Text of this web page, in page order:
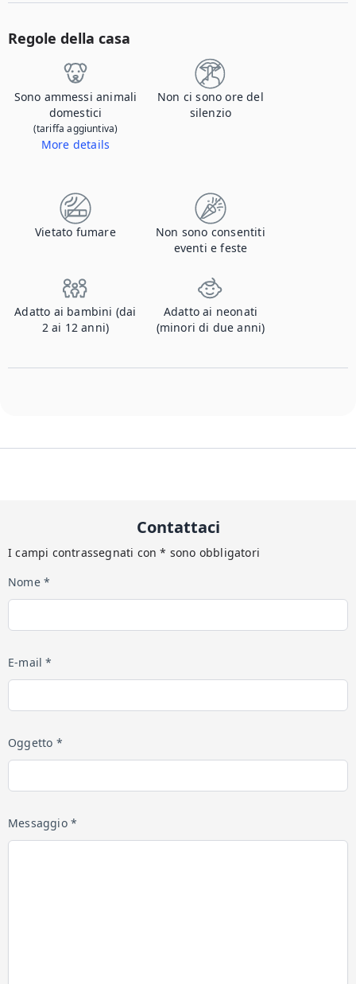
Regole della casa
Sono ammessi animali
domestici
(tariffa aggiuntiva)
More details
Non ci sono ore del
silenzio
Vietato fumare
Non sono consentiti
eventi e feste
Adatto ai bambini (dai
2 ai 12 anni)
Adatto ai neonati
(minori di due anni)
Contattaci
I campi contrassegnati con * sono obbligatori
Nome *
E-mail *
Oggetto *
Messaggio *